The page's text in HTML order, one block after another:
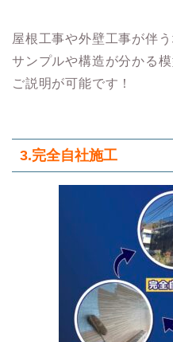
屋根工事や外壁工事が伴
サンプルや構造が分かる
ご説明が可能です！
3.完全自社施工